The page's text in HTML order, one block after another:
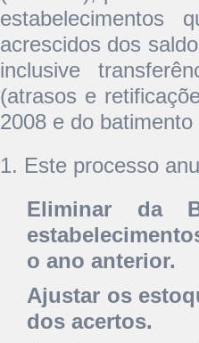
estabelecimentos
acrescidos dos
inclusive
(atrasos e
2008 e do
1. Este processo
Eliminar da
o ano anterior.
Ajustar os
dos acertos.